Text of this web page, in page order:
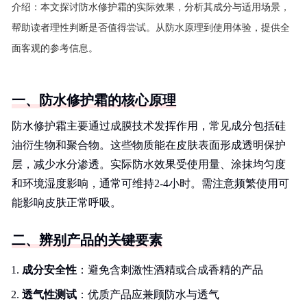
介绍： 本文探讨防水修护霜的实际效果，分析其成分与适用场景，
帮助读者理性判断是否值得尝试。从防水原理到使用体验，提供全
面客观的参考信息。
一、防水修护霜的核心原理
防水修护霜主要通过成膜技术发挥作用，常见成分包括硅
油衍生物和聚合物。这些物质能在皮肤表面形成透明保护
层，减少水分渗透。实际防水效果受使用量、涂抹均匀度
和环境湿度影响，通常可维持2-4小时。需注意频繁使用可
能影响皮肤正常呼吸。
二、辨别产品的关键要素
成分安全性 ：避免含刺激性酒精或合成香精的产品
透气性测试 ：优质产品应兼顾防水与透气